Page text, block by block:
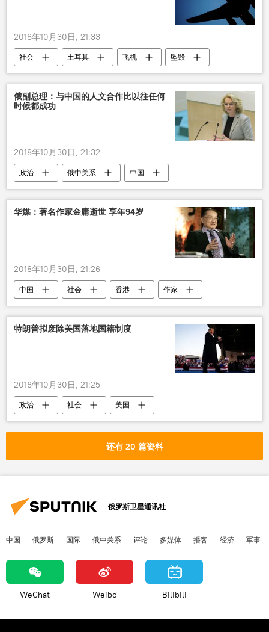
2018年10月30日, 21:33
社会 土耳其 飞机 坠毁
俄副总理：与中国的人文合作比以往任何
时候都成功
2018年10月30日, 21:32
政治 俄中关系 中国
华媒：著名作家金庸逝世 享年94岁
2018年10月30日, 21:26
中国 社会 香港
作家
逝世
特朗普拟废除美国落地国籍制度
2018年10月30日, 21:25
政治 社会 美国
还有 20 篇资料
俄罗斯卫星通讯社
中国 俄罗斯 国际 俄中关系 评论 多媒体 播客 经济 军事
WeChat Weibo Bilibili